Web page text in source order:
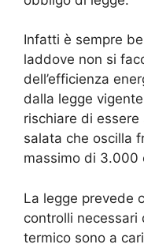
Infatti è sempre
laddove non si
dell’efficienza
dalla legge
rischiare di
salata che oscilla
massimo di 3.000
La legge prevede
controlli necessari
termico sono a